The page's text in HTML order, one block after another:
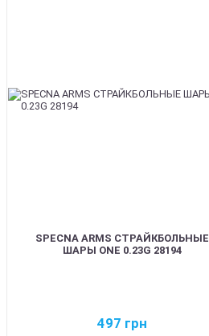
SPECNA ARMS СТРАЙКБОЛЬНЫЕ
ШАРЫ ONE 0.23G 28194
497 грн